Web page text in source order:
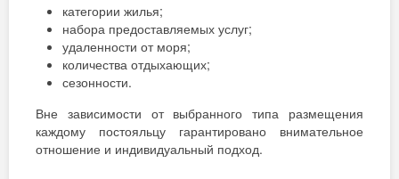
категории жилья;
набора предоставляемых услуг;
удаленности от моря;
количества отдыхающих;
сезонности.
Вне зависимости от выбранного типа размещения
каждому постояльцу гарантировано внимательное
отношение и индивидуальный подход.